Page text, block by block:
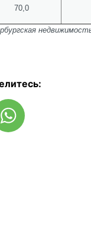
70,0